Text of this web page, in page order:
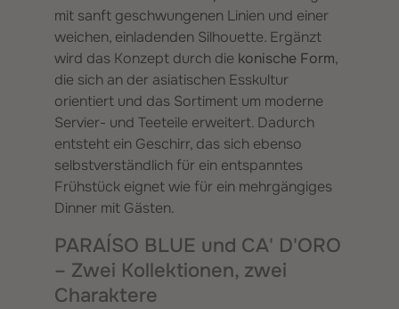
mit sanft geschwungenen Linien und einer
weichen, einladenden Silhouette. Ergänzt
wird das Konzept durch die konische Form,
die sich an der asiatischen Esskultur
orientiert und das Sortiment um moderne
Servier- und Teeteile erweitert. Dadurch
entsteht ein Geschirr, das sich ebenso
selbstverständlich für ein entspanntes
Frühstück eignet wie für ein mehrgängiges
Dinner mit Gästen.
PARAÍSO BLUE und CA' D'ORO
– Zwei Kollektionen, zwei
Charaktere